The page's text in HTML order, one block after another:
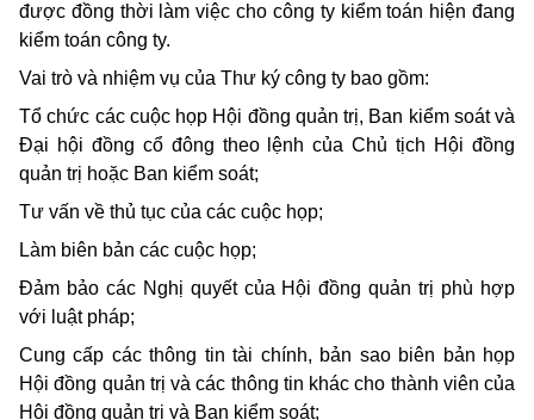
được đồng thời làm việc cho công ty kiểm toán hiện đang
kiểm toán công ty.
Vai trò và nhiệm vụ của Thư ký công ty bao gồm:
Tổ chức các cuộc họp Hội đồng quản trị, Ban kiểm soát và
Đại hội đồng cổ đông theo lệnh của Chủ tịch Hội đồng
quản trị hoặc Ban kiểm soát;
Tư vấn về thủ tục của các cuộc họp;
Làm biên bản các cuộc họp;
Đảm bảo các Nghị quyết của Hội đồng quản trị phù hợp
với luật pháp;
Cung cấp các thông tin tài chính, bản sao biên bản họp
Hội đồng quản trị và các thông tin khác cho thành viên của
Hội đồng quản trị và Ban kiểm soát;